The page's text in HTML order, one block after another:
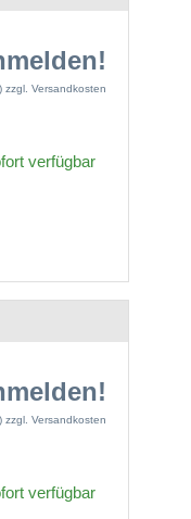
zzgl. Versandkosten
verfügbar
zzgl. Versandkosten
verfügbar